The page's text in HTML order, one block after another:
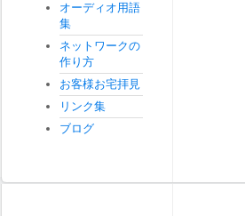
オーディオ用語
集
ネットワークの
作り方
お客様お宅拝見
リンク集
ブログ